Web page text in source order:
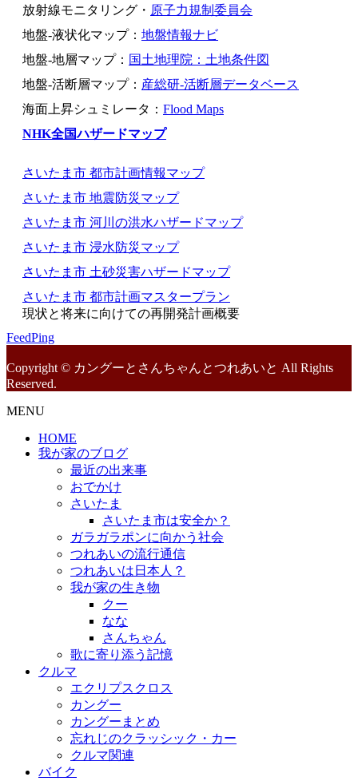
放射線モニタリング・ 原子力規制委員会
地盤-液状化マップ： 地盤情報ナビ
地盤-地層マップ： 国土地理院：土地条件図
地盤-活断層マップ： 産総研-活断層データベース
海面上昇シュミレータ： Flood Maps
NHK全国ハザードマップ
さいたま市 都市計画情報マップ
さいたま市 地震防災マップ
さいたま市 河川の洪水ハザードマップ
さいたま市 浸水防災マップ
さいたま市 土砂災害ハザードマップ
さいたま市 都市計画マスタープラン
現状と将来に向けての再開発計画概要
FeedPing
Copyright © カングーとさんちゃんとつれあいと All Rights
Reserved.
MENU
HOME
我が家のブログ
最近の出来事
おでかけ
さいたま
さいたま市は安全か？
ガラガラポンに向かう社会
つれあいの流行通信
つれあいは日本人？
我が家の生き物
クー
なな
さんちゃん
歌に寄り添う記憶
クルマ
エクリプスクロス
カングー
カングーまとめ
忘れじのクラッシック・カー
クルマ関連
バイク